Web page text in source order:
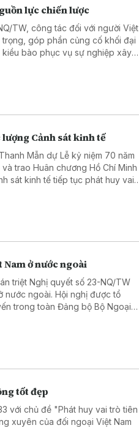
lực chiến lược
TW, công tác đối với người Việt
góp phần củng cố khối đại
bào phục vụ sự nghiệp xây
Cảnh sát kinh tế
Mẫn dự Lễ kỷ niệm 70 năm
trao Huân chương Hồ Chí Minh
sát kinh tế tiếp tục phát huy vai
ở nước ngoài
triệt Nghị quyết số 23-NQ/TW
nước ngoài. Hội nghị được tổ
trong toàn Đảng bộ Bộ Ngoại
tốt đẹp
với chủ đề "Phát huy vai trò tiên
xuyên của đối ngoại Việt Nam